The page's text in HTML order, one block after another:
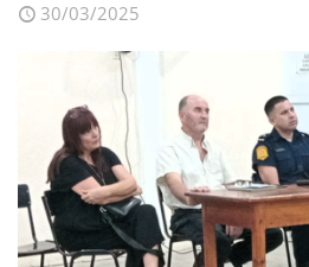
30/03/2025